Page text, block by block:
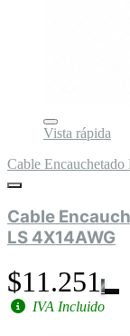
Vista rápida
Cable
Cable
LS 4X14AWG
$11.251
IVA Incluido